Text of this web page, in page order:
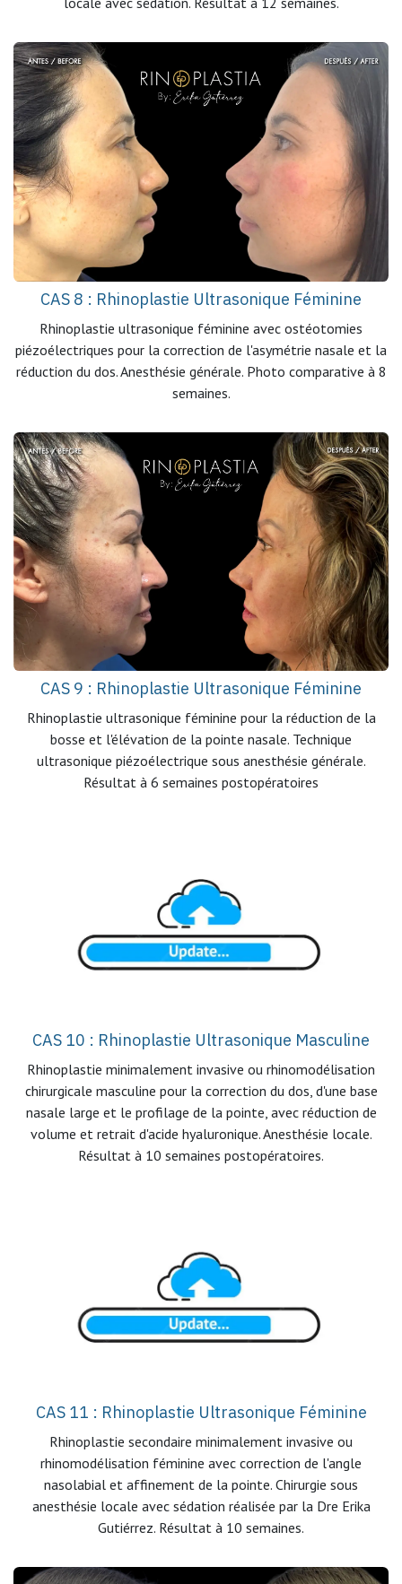
CAS 8 : Rhinoplastie Ultrasonique Féminine
Rhinoplastie ultrasonique féminine avec ostéotomies
piézoélectriques pour la correction de l'asymétrie nasale et la
réduction du dos. Anesthésie générale. Photo comparative à 8
semaines.
CAS 9 : Rhinoplastie Ultrasonique Féminine
Rhinoplastie ultrasonique féminine pour la réduction de la
bosse et l'élévation de la pointe nasale. Technique
ultrasonique piézoélectrique sous anesthésie générale.
Résultat à 6 semaines postopératoires
CAS 10 : Rhinoplastie Ultrasonique Masculine
Rhinoplastie minimalement invasive ou rhinomodélisation
chirurgicale masculine pour la correction du dos, d'une base
nasale large et le profilage de la pointe, avec réduction de
volume et retrait d'acide hyaluronique. Anesthésie locale.
Résultat à 10 semaines postopératoires.
CAS 11 : Rhinoplastie Ultrasonique Féminine
Rhinoplastie secondaire minimalement invasive ou
rhinomodélisation féminine avec correction de l'angle
nasolabial et affinement de la pointe. Chirurgie sous
anesthésie locale avec sédation réalisée par la Dre Erika
Gutiérrez. Résultat à 10 semaines.